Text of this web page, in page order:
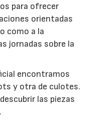
para ofrecer
orientadas
como a la
jornadas sobre la
encontramos
y otra de culotes.
las piezas